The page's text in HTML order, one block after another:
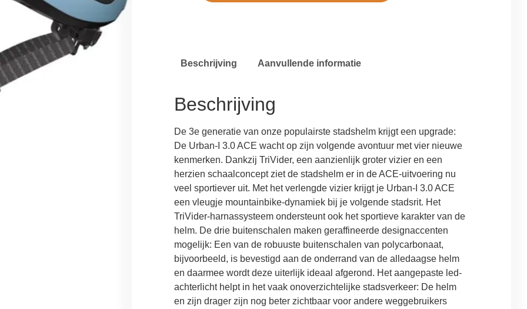
Beschrijving Aanvullende informatie
Beschrijving
De 3e generatie van onze populairste stadshelm krijgt een upgrade:
De Urban-I 3.0 ACE wacht op zijn volgende avontuur met vier nieuwe
kenmerken. Dankzij TriVider, een aanzienlijk groter vizier en een
herzien schaalconcept ziet de stadshelm er in de ACE-uitvoering nu
veel sportiever uit. Met het verlengde vizier krijgt je Urban-I 3.0 ACE
een vleugje mountainbike-dynamiek bij je volgende stadsrit. Het
TriVider-harnassysteem ondersteunt ook het sportieve karakter van de
helm. De drie buitenschalen maken geraffineerde designaccenten
mogelijk: Een van de robuuste buitenschalen van polycarbonaat,
bijvoorbeeld, is bevestigd aan de onderrand van de alledaagse helm
en daarmee wordt deze uiterlijk ideaal afgerond. Het aangepaste led-
achterlicht helpt in het vaak onoverzichtelijke stadsverkeer: De helm
en zijn drager zijn nog beter zichtbaar voor andere weggebruikers